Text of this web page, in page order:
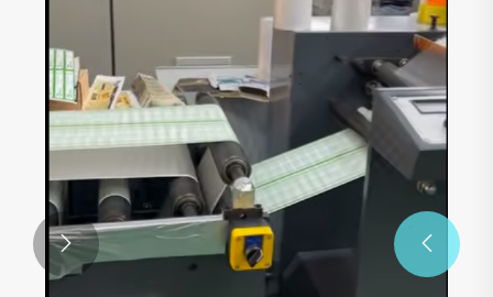

